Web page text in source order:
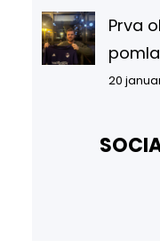
Prva
20